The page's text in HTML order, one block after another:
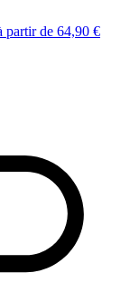
partir de 64,90 €